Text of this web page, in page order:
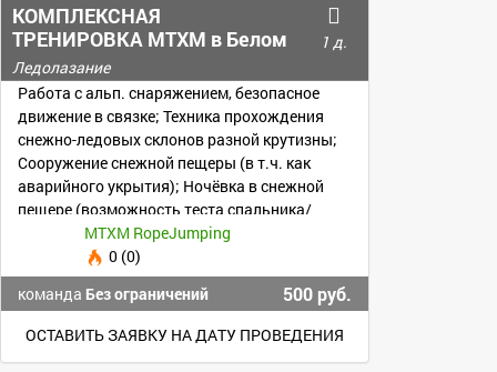
КОМПЛЕКСНАЯ
ТРЕНИРОВКА MTXM в Белом
Колодце.
1 д.
Ледолазание
Работа с альп. снаряжением, безопасное
движение в связке; Техника прохождения
снежно-ледовых склонов разной крутизны;
Сооружение снежной пещеры (в т.ч. как
аварийного укрытия); Ночёвка в снежной
пещере (возможность теста спальника/
экипировкиMTXM RopeJumping
0 (0)
команда Без ограничений 500 руб.
ОСТАВИТЬ ЗАЯВКУ НА ДАТУ ПРОВЕДЕНИЯ